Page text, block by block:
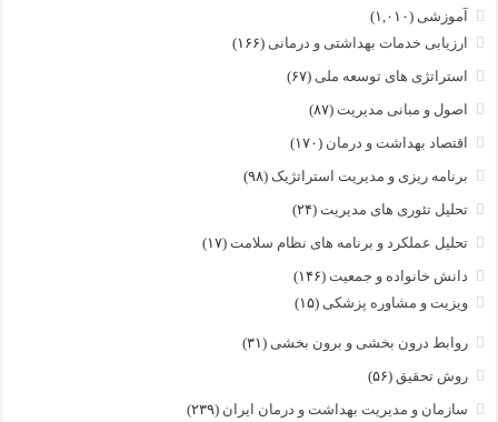
آموزشی (۱,۰۱۰)
ارزیابی خدمات بهداشتی و درمانی (۱۶۶)
استراتژی های توسعه ملی (۶۷)
اصول و مبانی مدیریت (۸۷)
اقتصاد بهداشت و درمان (۱۷۰)
برنامه ریزی و مدیریت استراتژیک (۹۸)
تحلیل تئوری های مدیریت (۲۴)
تحلیل عملکرد و برنامه های نظام سلامت (۱۷)
دانش خانواده و جمعیت (۱۴۶)
ویزیت و مشاوره پزشکی (۱۵)
روابط درون بخشی و برون بخشی (۳۱)
روش تحقیق (۵۶)
سازمان و مدیریت بهداشت و درمان ایران (۲۳۹)